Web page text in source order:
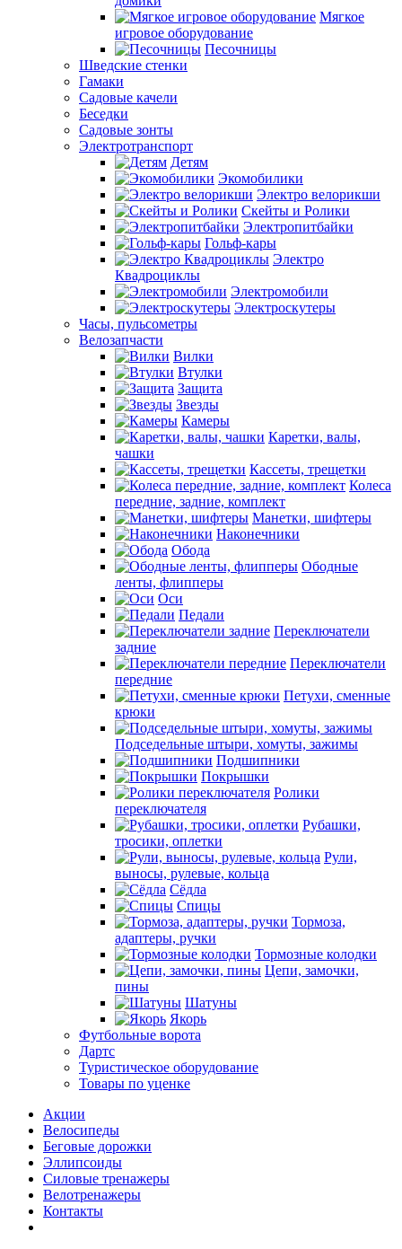
Мягкое
игровое оборудование
Песочницы
Шведские стенки
Гамаки
Садовые качели
Беседки
Садовые зонты
Электротранспорт
Детям
Экомобилики
Электро велорикши
Скейты и Ролики
Электропитбайки
Гольф-кары
Электро
Квадроциклы
Электромобили
Электроскутеры
Часы, пульсометры
Велозапчасти
Вилки
Втулки
Защита
Звезды
Камеры
Каретки, валы,
чашки
Кассеты, трещетки
Колеса
передние, задние, комплект
Манетки, шифтеры
Наконечники
Обода
Ободные
ленты, флипперы
Оси
Педали
Переключатели
задние
Переключатели
передние
Петухи, сменные
крюки
Подседельные штыри, хомуты, зажимы
Подшипники
Покрышки
Ролики
переключателя
Рубашки,
тросики, оплетки
Рули,
выносы, рулевые, кольца
Сёдла
Спицы
Тормоза,
адаптеры, ручки
Тормозные колодки
Цепи, замочки,
пины
Шатуны
Якорь
Футбольные ворота
Дартс
Туристическое оборудование
Товары по уценке
Акции
Велосипеды
Беговые дорожки
Эллипсоиды
Силовые тренажеры
Велотренажеры
Контакты